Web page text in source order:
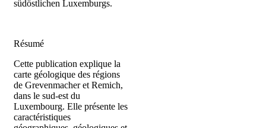
südöstlichen Luxemburgs.
Résumé
Cette publication explique la
carte géologique des régions
de Grevenmacher et Remich,
dans le sud-est du
Luxembourg. Elle présente les
caractéristiques